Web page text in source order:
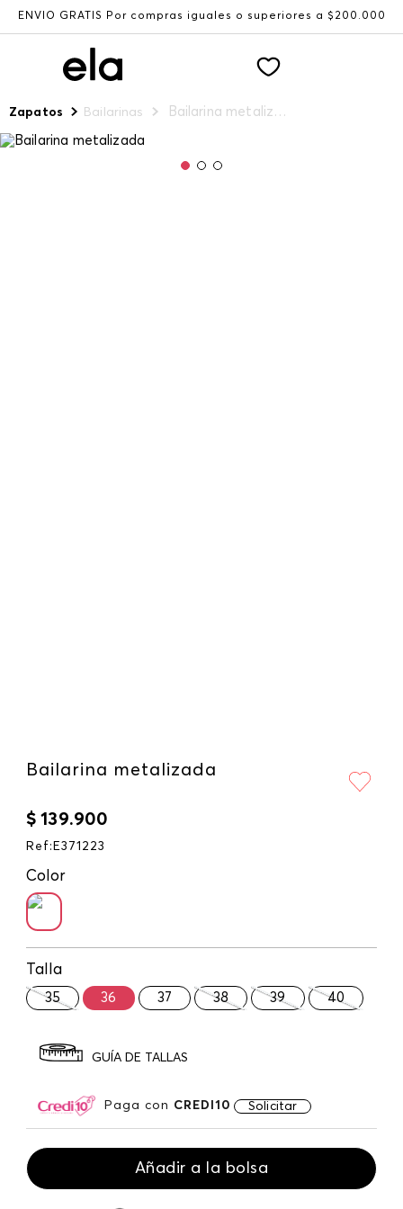
ENVÍO GRATIS Por compras iguales o superiores a $200.000
Zapatos Bailarinas Bailarina metalizada
Bailarina metalizada
$ 139.900
Ref : E371223
Color
Talla
35 36 37 38 39 40
GUÍA DE TALLAS
Paga con CREDI10 Solicitar
Añadir a la bolsa